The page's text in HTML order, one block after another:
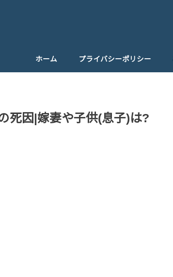
ホーム プライバシーポリシー
死因|嫁妻や子供(息子)は?